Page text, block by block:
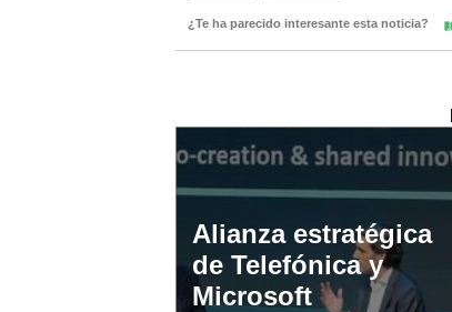
¿Te ha parecido interesante esta noticia?
Alianza estratégica
de Telefónica y
Microsoft